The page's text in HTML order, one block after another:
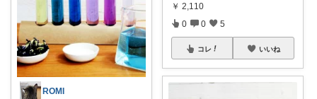
ROMI
￥ 2,110
0 0 5
コレ いいね